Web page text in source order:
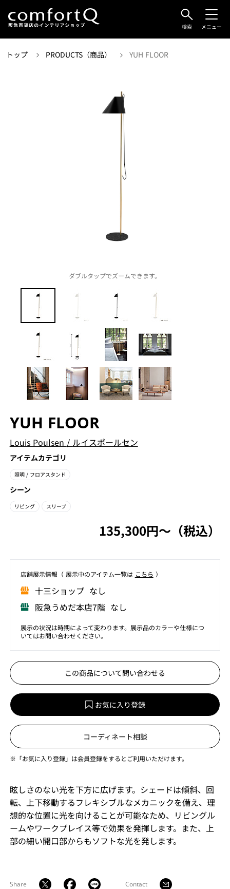
検索 メニュー
トップ PRODUCTS（商品） YUH FLOOR
ダブルタップでズームできます。
YUH FLOOR
Louis Poulsen / ルイスポールセン
アイテムカテゴリ
照明 / フロアスタンド
シーン
リビング スリープ
135,300円〜（税込）
店舗展⽰情報（ 展⽰中のアイテム⼀覧は こちら ）
⼗三ショップ なし
阪急うめだ本店7階 なし
展示の状況は時期によって変わります。展示品のカラーや仕様につ
いてはお問い合わせください。
この商品について問い合わせる
お気に入り登録
コーディネート相談
※「お気に入り登録」は会員登録をするとご利用いただけます。
眩しさのない光を下方に広げます。シェードは傾斜、回
転、上下移動するフレキシブルなメカニックを備え、理
想的な位置に光を向けることが可能なため、リビングル
ームやワークプレイス等で効果を発揮します。また、上
部の細い開口部からもソフトな光を発します。
Share Contact